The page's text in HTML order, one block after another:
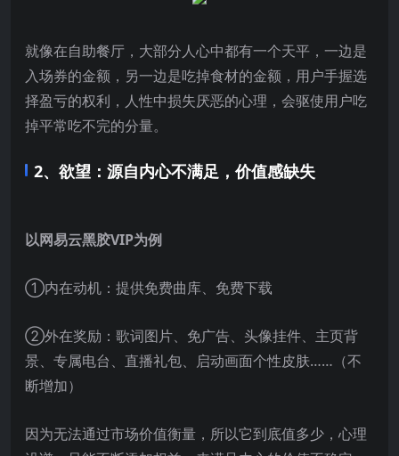
就像在自助餐厅，大部分人心中都有一个天平，一边是
入场券的金额，另一边是吃掉食材的金额，用户手握选
择盈亏的权利，人性中损失厌恶的心理，会驱使用户吃
掉平常吃不完的分量。
2、欲望：源自内心不满足，价值感缺失
以网易云黑胶VIP为例
①内在动机：提供免费曲库、免费下载
②外在奖励：歌词图片、免广告、头像挂件、主页背
景、专属电台、直播礼包、启动画面个性皮肤……（不
断增加）
因为无法通过市场价值衡量，所以它到底值多少，心理